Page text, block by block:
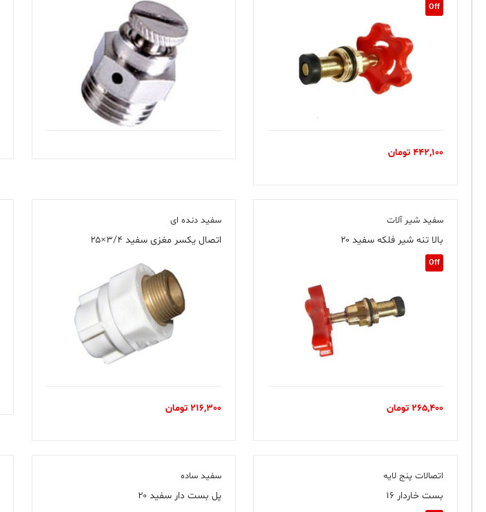
Off
442,100 تومان
سفید شیر آلات
بالا تنه شیر فلکه سفید ۲۰
Off
265,400 تومان
سفید دنده ای
اتصال یکسر مغزی سفید ۳/۴×۲۵
216,300 تومان
اتصالات پنج لایه
بست خاردار ۱۶
سفید ساده
پل بست دار سفید ۲۰